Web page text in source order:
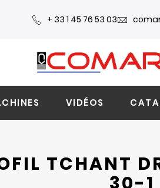
+ 33 1 45 76 53 03
VIDÉOS
TCHANT